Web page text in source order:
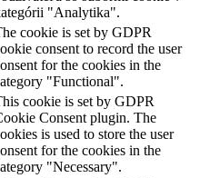
"Analytika".
cookie is set by GDPR
consent to record the user
for the cookies in the
"Functional".
cookie is set by GDPR
Consent plugin. The
is used to store the user
for the cookies in the
"Necessary".